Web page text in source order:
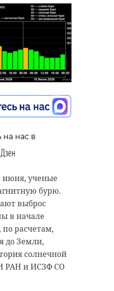
на нас в
июня, ученые
бурю.
выброс
в начале
расчетам,
до Земли,
солнечной
РАН и ИСЗФ СО